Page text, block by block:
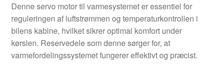
Denne servo motor til varmesystemet er essentiel for
reguleringen af luftstrømmen og temperaturkontrollen i
bilens kabine, hvilket sikrer optimal komfort under
kørslen. Reservedele som denne sørger for, at
varmefordelingssystemet fungerer effektivt og præcist.